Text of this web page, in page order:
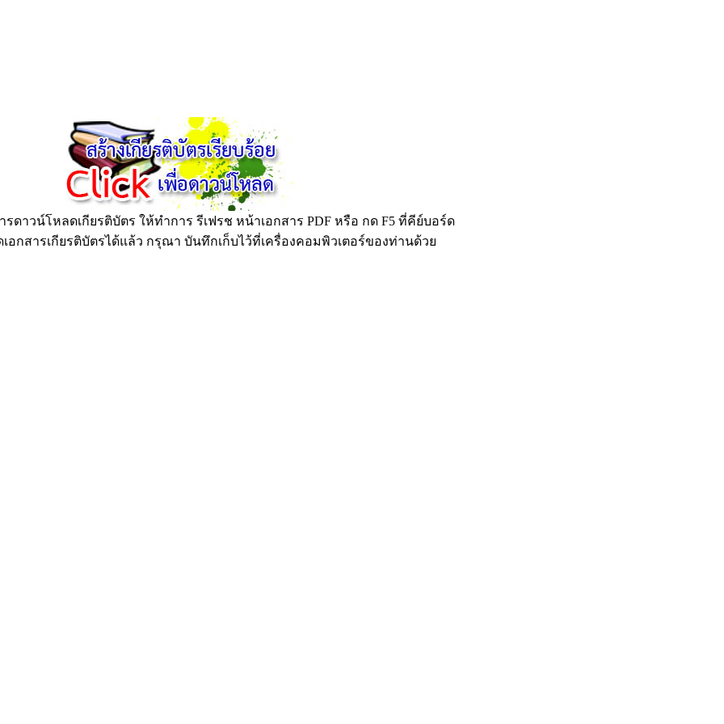
ดาวน์โหลดเกียรติบัตร ให้ทำการ รีเฟรช หน้าเอกสาร PDF หรือ กด F5 ที่คีย์บอร์ด
อกสารเกียรติบัตรได้แล้ว กรุณา บันทึกเก็บไว้ที่เครื่องคอมพิวเตอร์ของท่านด้วย